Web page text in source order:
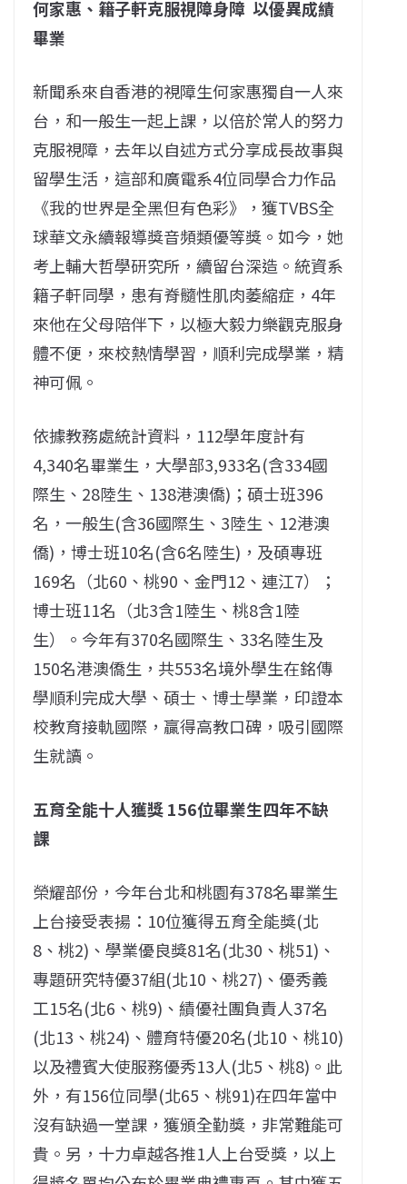
何家惠、籍子軒克服視障身障 以優異成績
畢業
新聞系來自香港的視障生何家惠獨自一人來
台，和一般生一起上課，以倍於常人的努力
克服視障，去年以自述方式分享成長故事與
留學生活，這部和廣電系4位同學合力作品
《我的世界是全黑但有色彩》，獲TVBS全
球華文永續報導獎音頻類優等獎。如今，她
考上輔大哲學研究所，續留台深造。統資系
籍子軒同學，患有脊髓性肌肉萎縮症，4年
來他在父母陪伴下，以極大毅力樂觀克服身
體不便，來校熱情學習，順利完成學業，精
神可佩。
依據教務處統計資料，112學年度計有
4,340名畢業生，大學部3,933名(含334國
際生、28陸生、138港澳僑)；碩士班396
名，一般生(含36國際生、3陸生、12港澳
僑)，博士班10名(含6名陸生)，及碩專班
169名（北60、桃90、金門12、連江7）；
博士班11名（北3含1陸生、桃8含1陸
生）。今年有370名國際生、33名陸生及
150名港澳僑生，共553名境外學生在銘傳
學順利完成大學、碩士、博士學業，印證本
校教育接軌國際，贏得高教口碑，吸引國際
生就讀。
五育全能十人獲獎 156位畢業生四年不缺
課
榮耀部份，今年台北和桃園有378名畢業生
上台接受表揚：10位獲得五育全能獎(北
8、桃2)、學業優良獎81名(北30、桃51)、
專題研究特優37組(北10、桃27)、優秀義
工15名(北6、桃9)、績優社團負責人37名
(北13、桃24)、體育特優20名(北10、桃10)
以及禮賓大使服務優秀13人(北5、桃8)。此
外，有156位同學(北65、桃91)在四年當中
沒有缺過一堂課，獲頒全勤獎，非常難能可
貴。另，十力卓越各推1人上台受獎，以上